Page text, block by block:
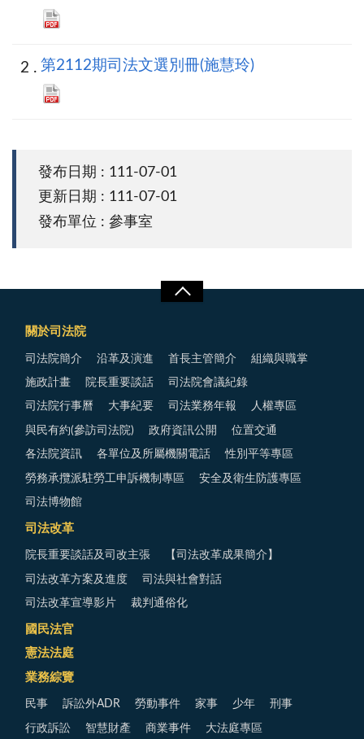
第2112期司法文選別冊(施慧玲)
發布日期 : 111-07-01
更新日期 : 111-07-01
發布單位 : 參事室
關於司法院
司法院簡介 沿革及演進 首長主管簡介 組織與職掌
施政計畫 院長重要談話 司法院會議紀錄
司法院行事曆 大事紀要 司法業務年報 人權專區
與民有約(參訪司法院) 政府資訊公開 位置交通
各法院資訊 各單位及所屬機關電話 性別平等專區
勞務承攬派駐勞工申訴機制專區 安全及衛生防護專區
司法博物館
司法改革
院長重要談話及司改主張 【司法改革成果簡介】
司法改革方案及進度 司法與社會對話
司法改革宣導影片 裁判通俗化
國民法官
憲法法庭
業務綜覽
民事 訴訟外ADR 勞動事件 家事 少年 刑事
行政訴訟 智慧財產 商業事件 大法庭專區